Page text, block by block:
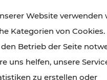
Kultur und Gastronomie,
purer Naturgenuss – viele
mit den Ticket- und
VOR gut und schnell
Website verwenden
Kategorien von Cookies.
Betrieb der Seite
uns helfen, unsere
zu erstellen oder